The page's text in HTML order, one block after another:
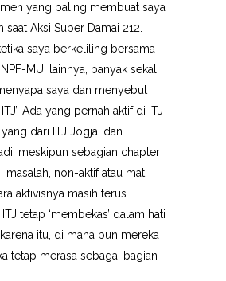
yang paling membuat saya
saat Aksi Super Damai 212.
saya berkeliling bersama
MUI lainnya, banyak sekali
saya dan menyebut
Ada yang pernah aktif di ITJ
yang dari ITJ Jogja, dan
meskipun sebagian chapter
masalah, non-aktif atau mati
aktivisnya masih terus
tetap ‘membekas’ dalam hati
itu, di mana pun mereka
tetap merasa sebagai bagian